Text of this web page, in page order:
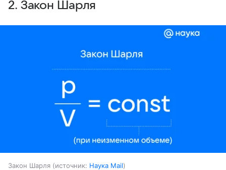
2. Закон Шарля
Закон Шарля источник: Наука Mail